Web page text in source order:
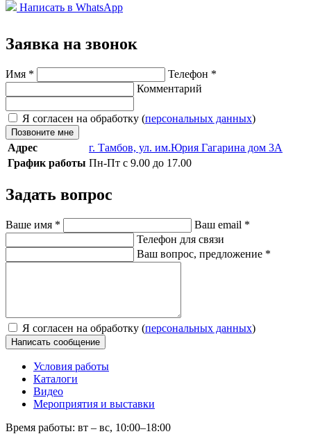
Написать в WhatsApp
Заявка на звонок
Имя * Телефон *
Комментарий
Я согласен на обработку (персональных данных)
Позвоните мне
Адрес
г. Тамбов, ул. им.Юрия Гагарина дом 3А
График работы Пн-Пт с 9.00 до 17.00
Задать вопрос
Ваше имя * Ваш email *
Телефон для связи
Ваш вопрос, предложение *
Я согласен на обработку (персональных данных)
Написать сообщение
Условия работы
Каталоги
Видео
Мероприятия и выставки
Время работы: вт – вс, 10:00–18:00